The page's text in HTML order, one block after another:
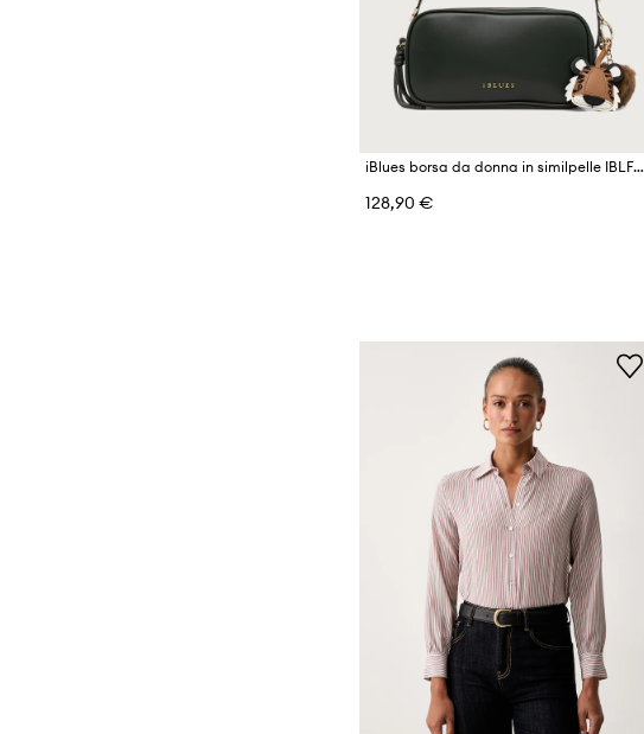
iBlues borsa da donna in similpelle IBLFARETRA
128,90 €